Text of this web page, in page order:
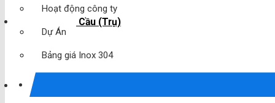
Hoạt động công ty
Dự Án
Bảng giá Inox 304
Cầu (Trụ)